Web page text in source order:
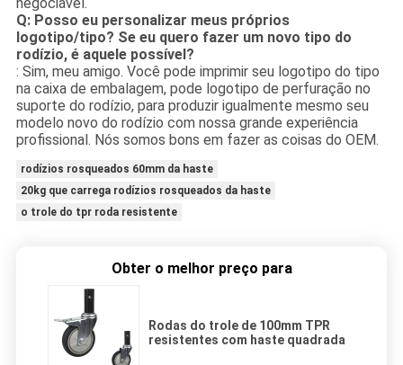
Q: Posso eu personalizar meus próprios
logotipo/tipo? Se eu quero fazer um novo tipo do
rodízio, é aquele possível?
: Sim, meu amigo. Você pode imprimir seu logotipo do tipo
na caixa de embalagem, pode logotipo de perfuração no
suporte do rodízio, para produzir igualmente mesmo seu
modelo novo do rodízio com nossa grande experiência
profissional. Nós somos bons em fazer as coisas do OEM.
rodízios rosqueados 60mm da haste
20kg que carrega rodízios rosqueados da haste
o trole do tpr roda resistente
Obter o melhor preço para
Rodas do trole de 100mm TPR
resistentes com haste quadrada